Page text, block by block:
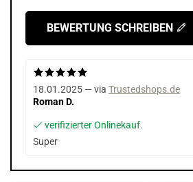
BEWERTUNG SCHREIBEN
18.01.2025 — via Trustedshops.de
Roman D.
verifizierter Onlinekauf.
Super